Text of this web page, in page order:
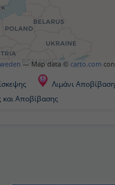
— Map data ©carto.com
Λιμάνι Αποβίβασης
και Αποβίβασης